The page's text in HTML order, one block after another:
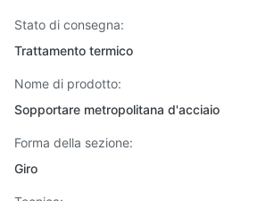
Stato di consegna:
Trattamento termico
Nome di prodotto:
Sopportare metropolitana d'acciaio
Forma della sezione:
Giro